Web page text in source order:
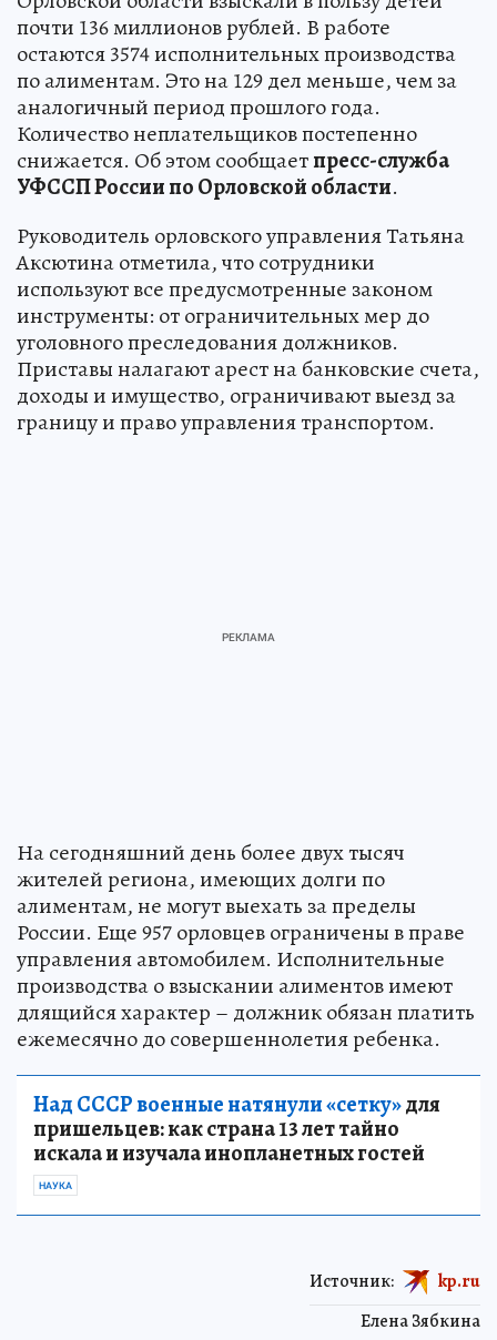
почти 136 миллионов рублей. В работе
остаются 3574 исполнительных производства
по алиментам. Это на 129 дел меньше, чем за
аналогичный период прошлого года.
Количество неплательщиков постепенно
снижается. Об этом сообщаетпресс-служба
УФССП России по Орловской области.
Руководитель орловского управления Татьяна
Аксютина отметила, что сотрудники
используют все предусмотренные законом
инструменты: от ограничительных мер до
уголовного преследования должников.
Приставы налагают арест на банковские счета,
доходы и имущество, ограничивают выезд за
границу и право управления транспортом.
На сегодняшний день более двух тысяч
жителей региона, имеющих долги по
алиментам, не могут выехать за пределы
России. Еще 957 орловцев ограничены в праве
управления автомобилем. Исполнительные
производства о взыскании алиментов имеют
длящийся характер – должник обязан платить
ежемесячно до совершеннолетия ребенка.
Над СССР военные натянули «сетку»для
пришельцев: как страна 13 лет тайно
искала и изучала инопланетных гостей
НАУКА
Елена Зябкина
Источник: kp.ru